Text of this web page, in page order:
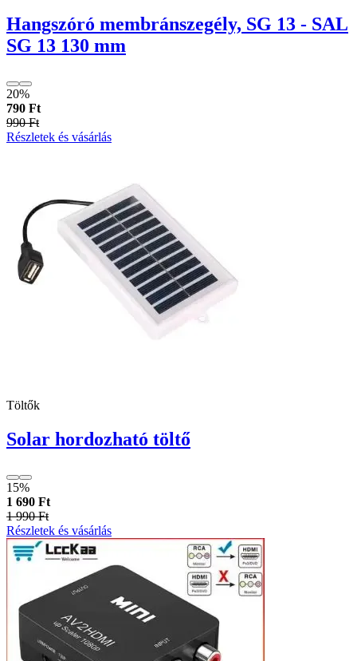
Hangszóró membránszegély, SG 13 - SAL
SG 13 130 mm
20%
790 Ft
990 Ft
Részletek és vásárlás
Töltők
Solar hordozható töltő
15%
1 690 Ft
1 990 Ft
Részletek és vásárlás